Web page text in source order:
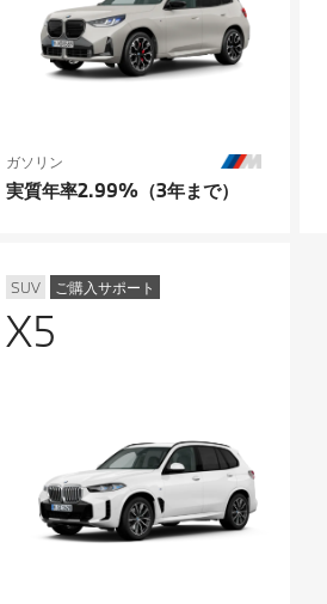
ガソリン
実質年率2.99%（3年まで）
SUV ご購入サポート
X5